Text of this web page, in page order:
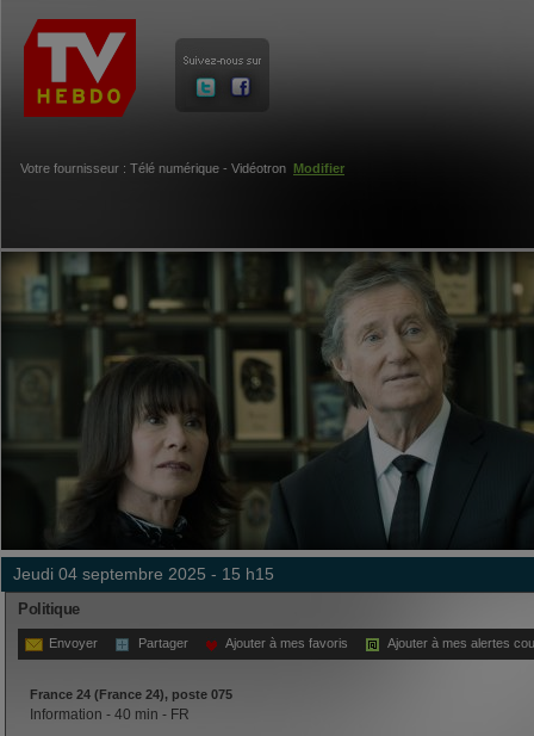
Votre fournisseur : Télé numérique - Vidéotron Modifier
jeudi 04 septembre 2025 - 15 h15
Politique
Envoyer Partager Ajouter à mes favoris Ajouter à mes alertes
France 24 (France 24), poste 075
Information - 40 min - FR